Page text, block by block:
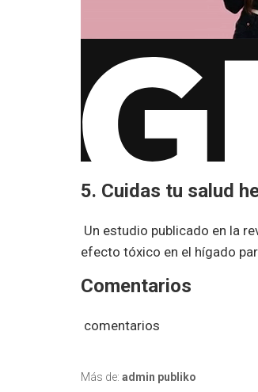
5. Cuidas tu salud
Un estudio publicado en la
efecto tóxico en el hígado
Comentarios
comentarios
Más de: admin publiko